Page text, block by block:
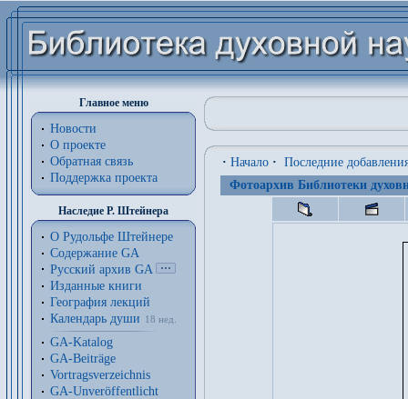
Главное меню
Новости
О проекте
Обратная связь
Поддержка проекта
Наследие Р. Штейнера
О Рудольфе Штейнере
Содержание GA
Русский архив GA
Изданные книги
География лекций
Календарь души
18 нед.
GA-Katalog
GA-Beiträge
Vortragsverzeichnis
GA-Unveröffentlicht
· Начало · Последние
Фотоархив Библиотеки